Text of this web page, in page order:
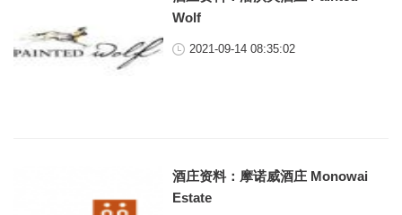
Wolf
2021-09-14 08:35:02
酒庄资料：摩诺威酒庄 Monowai
Estate